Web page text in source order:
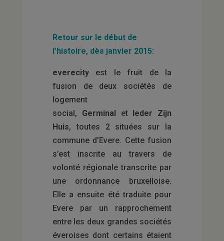
Retour sur le début de
l’histoire, dès janvier 2015:
everecity est le fruit de la
fusion de deux sociétés de
logement
social, Germinal et Ieder Zijn
Huis, toutes 2 situées sur la
commune d’Evere. Cette fusion
s’est inscrite au travers de
volonté régionale transcrite par
une ordonnance bruxelloise.
Elle a ensuite été traduite pour
Evere par un rapprochement
entre les deux grandes sociétés
éveroises dont certains étaient